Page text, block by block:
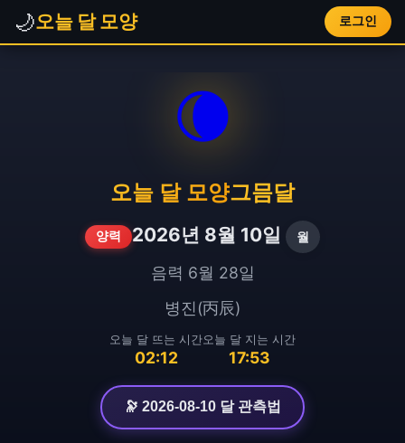
🌙오늘 달 모양 로그인
🌘
오늘 달 모양그믐달
양력 2026년 8월 10일 월
음력 6월 28일
병진(丙辰)
오늘 달 뜨는 시간
02:12
오늘 달 지는 시간
17:53
🔭 2026-08-10 달 관측법